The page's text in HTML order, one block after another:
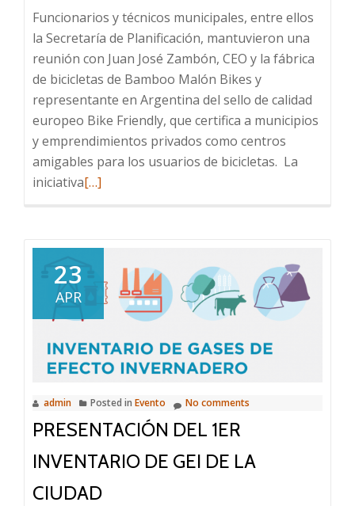
luminaria
Funcionarios y técnicos municipales, entre ellos
la Secretaría de Planificación, mantuvieron una
reunión con Juan José Zambón, CEO y la fábrica
de bicicletas de Bamboo Malón Bikes y
representante en Argentina del sello de calidad
europeo Bike Friendly, que certifica a municipios
y emprendimientos privados como centros
amigables para los usuarios de bicicletas. La
iniciativaRead
Martín
Andes
territorio
Bike
[…]
23
APR
admin Posted in Evento No comments
PRESENTACIÓN DEL 1ER
INVENTARIO DE GEI DE LA
CIUDAD